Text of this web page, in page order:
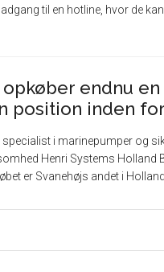
til en hotline, hvor de
opkøber endnu
position inden
specialist i marinepumper og
Henri Systems Holland
er Svanehøjs andet i